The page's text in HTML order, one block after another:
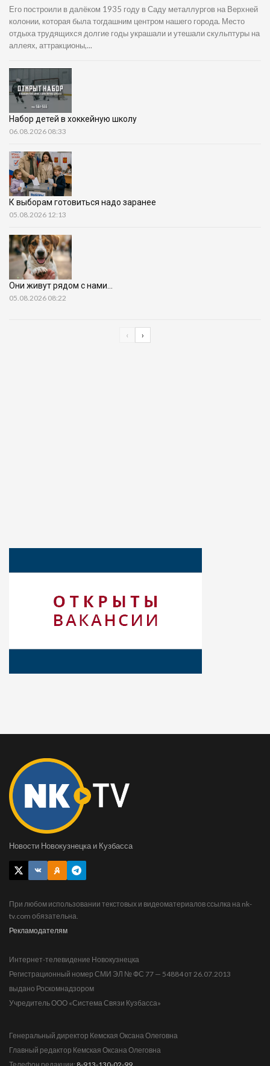
Его построили в далёком 1935 году в Саду металлургов на Верхней
колонии, которая была тогдашним центром нашего города. Место
отдыха трудящихся долгие годы украшали и утешали скульптуры на
аллеях, аттракционы,...
Набор детей в хоккейную школу
06.08.2026 08:33
К выборам готовиться надо заранее
05.08.2026 12:13
Они живут рядом с нами…
05.08.2026 08:22
‹ ›
Новости Новокузнецка и Кузбасса
При любом использовании текстовых и видеоматериалов ссылка на nk-
tv.com обязательна.
Рекламодателям
Интернет-телевидение Новокузнецка
Регистрационный номер СМИ ЭЛ № ФС 77 — 54884 от 26.07.2013
выдано Роскомнадзором
Учредитель ООО «Система Связи Кузбасса»
Генеральный директор Кемская Оксана Олеговна
Главный редактор Кемская Оксана Олеговна